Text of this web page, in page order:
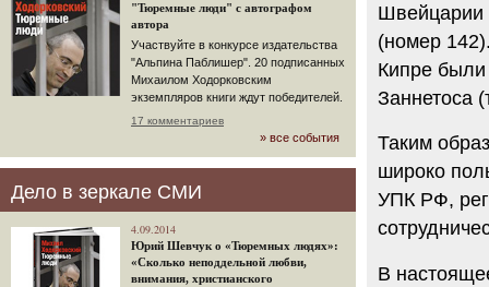
"Тюремные люди" с автографом
автора
Участвуйте в конкурсе издательства
"Альпина Паблишер". 20 подписанных
Михаилом Ходорковским
экземпляров книги ждут победителей.
17 комментариев
» все события
Дело в зеркале СМИ
4.09.2014
Юрий Шевчук о «Тюремных людях»:
«Сколько неподдельной любви,
внимания, христианского
Швейцарии
(номер
Кипре были
Заннетоса
Таким
широко
УПК РФ,
В